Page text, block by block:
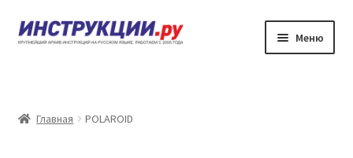
Перейти
к
Перейти
к
Меню
Каталог инструкций по эксплуатации
Главная POLAROID